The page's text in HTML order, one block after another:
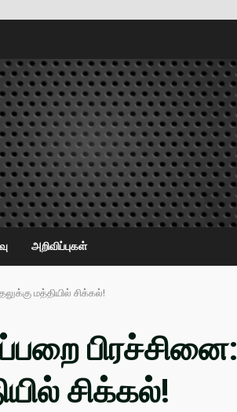
அறிவிப்புகள்
மத்தியில் சிக்கல்!
பிரச்சினை:
சிக்கல்!